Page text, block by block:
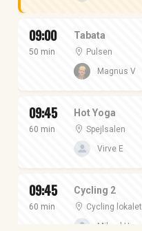
09:00
50 min
Tabata
Pulsen
Magnus V
09:45
60 min
Hot Yoga
Spejlsalen
Virve E
09:45
60 min
Cycling 2
Cycling lokalet
Mikael H